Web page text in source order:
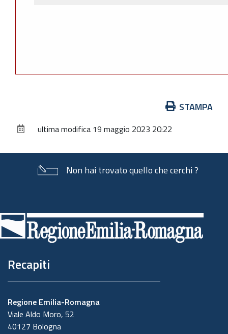
documento
STAMPA
ultima modifica 19 maggio 2023 20:22
Non hai trovato quello che cerchi ?
di
pagina
Recapiti
Regione Emilia-Romagna
Viale Aldo Moro, 52
40127 Bologna